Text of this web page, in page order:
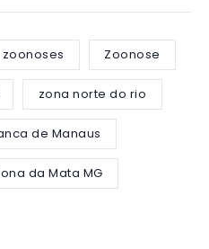
zoonoses Zoonose
zona norte do rio
de Manaus
da Mata MG